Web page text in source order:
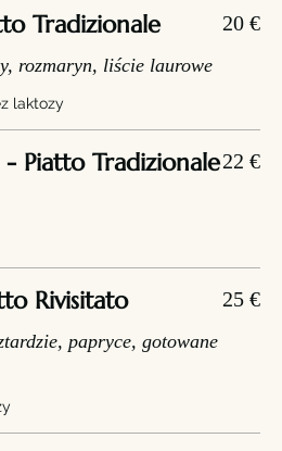
Tradizionale
rozmaryn, liście laurowe
20 €
laktozy
- Piatto Tradizionale22 €
Rivisitato
papryce, gotowane
25 €